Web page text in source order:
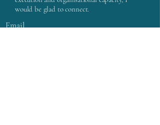
would be glad to connect.
Email